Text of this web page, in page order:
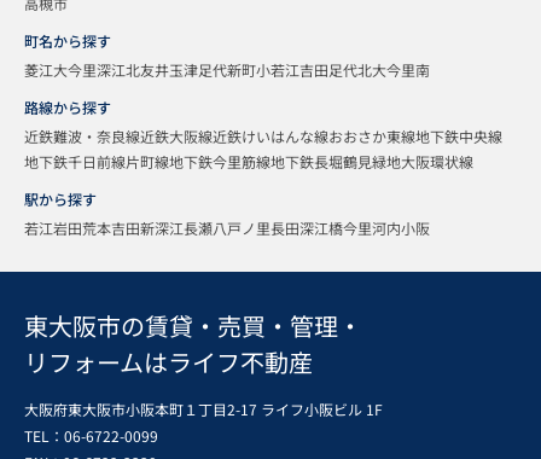
町名から探す
菱江大今里深江北友井玉津足代新町小若江吉田足代北大今里南
路線から探す
近鉄難波・奈良線近鉄大阪線近鉄けいはんな線おおさか東線地下鉄中央線
地下鉄千日前線片町線地下鉄今里筋線地下鉄長堀鶴見緑地大阪環状線
駅から探す
若江岩田荒本吉田新深江長瀬八戸ノ里長田深江橋今里河内小阪
東大阪市の賃貸・売買・管理・
リフォームはライフ不動産
大阪府東大阪市小阪本町１丁目2-17 ライフ小阪ビル 1F
TEL：06-6722-0099